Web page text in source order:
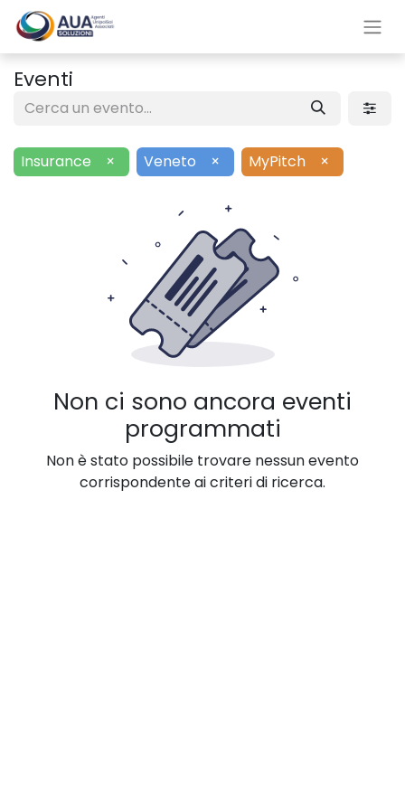
Eventi
Insurance × Veneto × MyPitch ×
Non ci sono ancora eventi
programmati
Non è stato possibile trovare nessun evento
corrispondente ai criteri di ricerca.